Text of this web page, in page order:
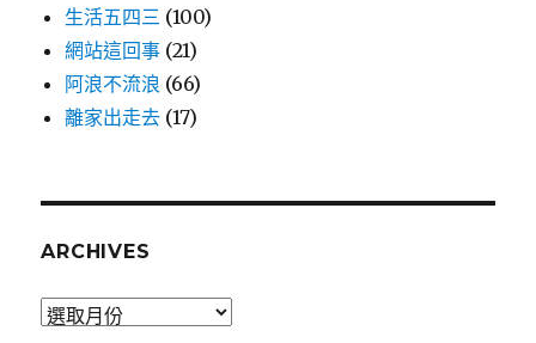
生活五四三 (100)
網站這回事 (21)
阿浪不流浪 (66)
離家出走去 (17)
ARCHIVES
Archives